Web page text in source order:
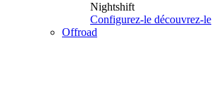
Nightshift
Configurez-le découvrez-le
Offroad